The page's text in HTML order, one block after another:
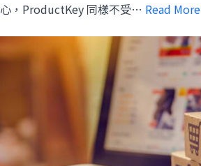
心，ProductKey 同樣不受… Read More